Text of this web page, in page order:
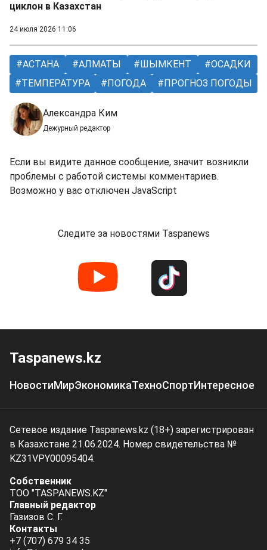
циклон в Казахстан
24 июля 2026 11:06
АСТАНА АЛМАТЫ ШЫМКЕНТ
ОСАДКИ
ТЕМПЕРАТУРА
ПОГОДА ПРОГНОЗ ПОГОДЫ
Александра Ким
Дежурный редактор
Если вы видите данное сообщение, значит возникли
проблемы с работой системы комментариев.
Возможно у вас отключен JavaScript
Следите за новостями Taspanews
Taspanews.kz
НовостиМирЭкономикаТехноСпортИнтересное
Сетевое издание Taspanews.kz (18+) зарегистрирован
в Казахстане 21.06.2024. Номер свидетельства №
KZ31VPY00095404.
Собственник
ТОО "TASPANEWS.KZ"
Главный редактор
Газизов С. Г.
Контакты
+7 (707) 679 34 35